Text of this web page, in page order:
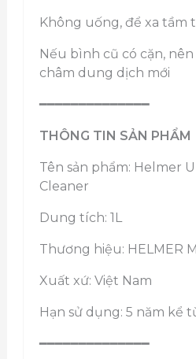
Không uống, để xa tầm
Nếu bình cũ có cặn,
châm dung dịch mới
━━━━━━━━━━━━━━
THÔNG TIN SẢN PHẨM
Tên sản phẩm: Helmer
Cleaner
Dung tích: 1L
Thương hiệu: HELMER
Xuất xứ: Việt Nam
Hạn sử dụng: 5 năm kể
━━━━━━━━━━━━━━